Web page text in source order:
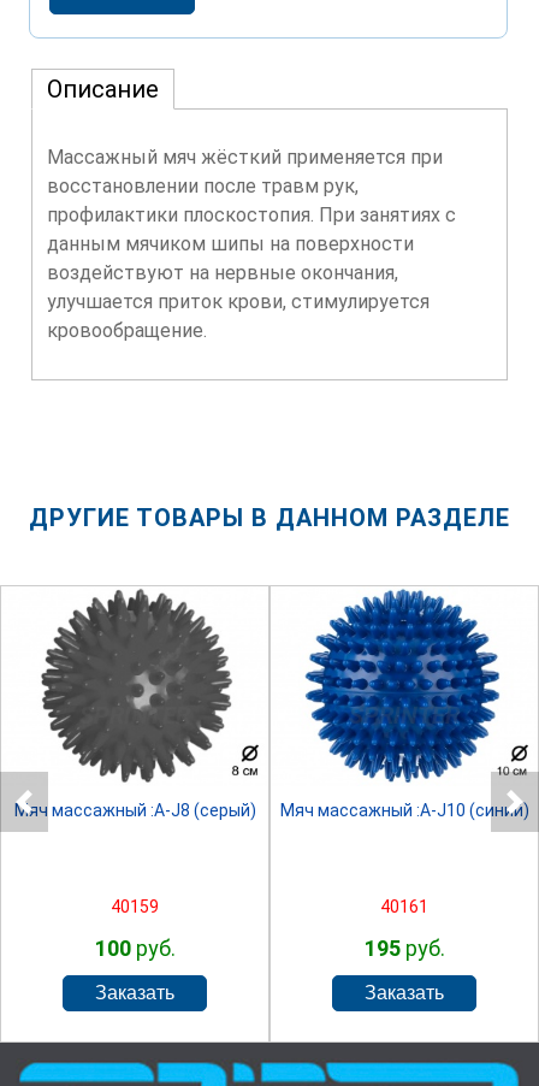
Описание
Массажный мяч жёсткий применяется при
восстановлении после травм рук,
профилактики плоскостопия. При занятиях с
данным мячиком шипы на поверхности
воздействуют на нервные окончания,
улучшается приток крови, стимулируется
кровообращение.
ДРУГИЕ ТОВАРЫ В ДАННОМ РАЗДЕЛЕ
SPRINTER
Мяч массажный :A-J8 (серый)
40159
100руб.
SPRINTER
Мяч массажный :A-J10 (синий)
40161
195руб.